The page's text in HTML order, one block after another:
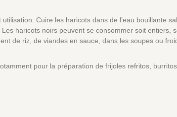
Cuire les haricots dans de l’eau bouillante
haricots noirs peuvent se consommer soit entiers,
de riz, de viandes en sauce, dans les soupes ou
pour la préparation de frijoles refritos,